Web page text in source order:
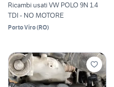
Ricambi usati VW POLO 9N 1.4
TDI - NO MOTORE
Porto Viro(RO)